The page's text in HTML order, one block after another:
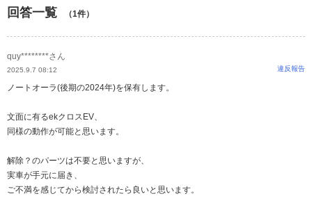
回答一覧 （1件）
quy********さん
2025.9.7 08:12 違反報告
ノートオーラ(後期の2024年)を保有します。
文面に有るekクロスEV、
同様の動作が可能と思います。
解除？のパーツは不要と思いますが、
実車が手元に届き、
ご不満を感じてから検討されたら良いと思います。